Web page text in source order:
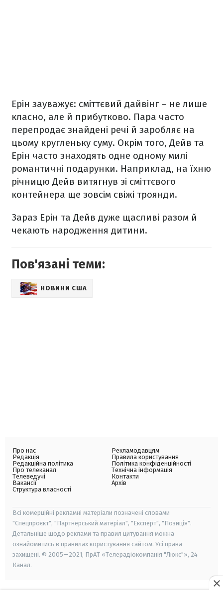
Ерін зауважує: сміттєвий дайвінг – не лише
класно, але й прибутково. Пара часто
перепродає знайдені речі й заробляє на
цьому кругленьку суму. Окрім того, Дейв та
Ерін часто знаходять одне одному милі
романтичні подарунки. Наприклад, на їхню
річницю Дейв витягнув зі сміттєвого
контейнера ще зовсім свіжі троянди.
Зараз Ерін та Дейв дуже щасливі разом й
чекають народження дитини.
Пов'язані теми:
НОВИНИ США
Про нас
Редакція
Редакційна політика
Про телеканал
Телеведучі
Вакансії
Структура власності
Рекламодавцям
Правила користування
Політика конфіденційності
Технічна інформація
Контакти
Архів
Всі комерційні рекламні матеріали позначені словами
"Спецпроєкт", "Партнерський матеріал", "Експерт", "Позиція".
Детальніше щодо реклами та правил цитування можна
ознайомитись в правилах користування сайтом. Усі права
захищені. © 2005—2021, ПрАТ «Телерадіокомпанія "Люкс"», 24
Канал.